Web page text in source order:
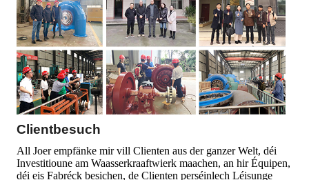
Clientbesuch
All Joer empfänke mir vill Clienten aus der ganzer Welt, déi
Investitioune am Waasserkraaftwierk maachen, an hir Équipen,
déi eis Fabréck besichen, de Clienten perséinlech Léisunge